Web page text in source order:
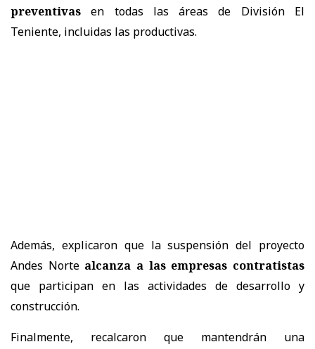
preventivas en todas las áreas de División El
Teniente, incluidas las productivas.
Además, explicaron que la suspensión del proyecto
Andes Norte alcanza a las empresas contratistas
que participan en las actividades de desarrollo y
construcción.
Finalmente, recalcaron que mantendrán una